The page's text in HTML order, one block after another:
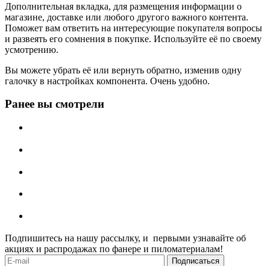
Дополнительная вкладка, для размещения информации о
магазине, доставке или любого другого важного контента.
Поможет вам ответить на интересующие покупателя вопросы
и развеять его сомнения в покупке. Используйте её по своему
усмотрению.
Вы можете убрать её или вернуть обратно, изменив одну
галочку в настройках компонента. Очень удобно.
Ранее вы смотрели
Подпишитесь на нашу рассылку, и первыми узнавайте об
акциях и распродажах по фанере и пиломатериалам!